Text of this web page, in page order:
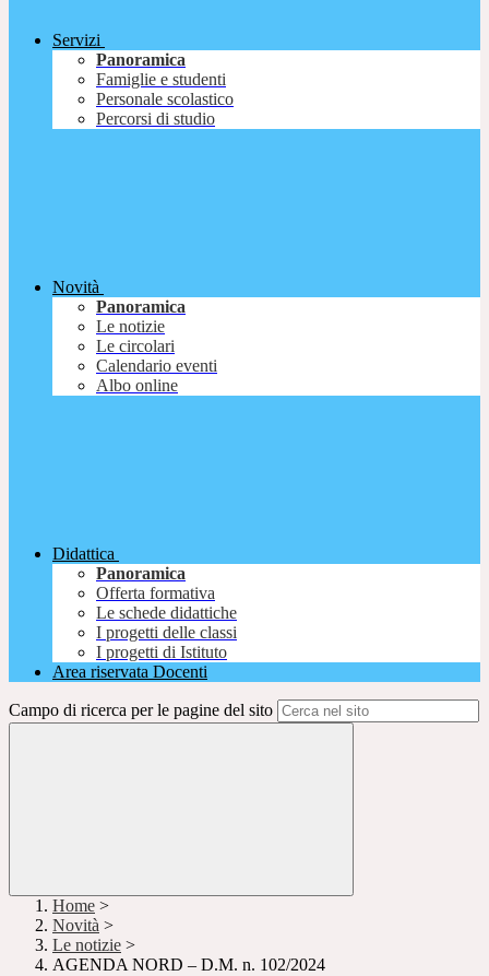
Servizi
Panoramica
Famiglie e studenti
Personale scolastico
Percorsi di studio
Novità
Panoramica
Le notizie
Le circolari
Calendario eventi
Albo online
Didattica
Panoramica
Offerta formativa
Le schede didattiche
I progetti delle classi
I progetti di Istituto
Area riservata Docenti
Campo di ricerca per le pagine del sito
Home >
Novità >
Le notizie >
AGENDA NORD – D.M. n. 102/2024